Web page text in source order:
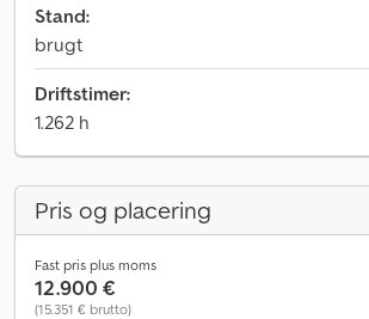
Stand:
brugt
Driftstimer:
1.262 h
Pris og placering
Fast pris plus moms
12.900 €
(15.351 € brutto)